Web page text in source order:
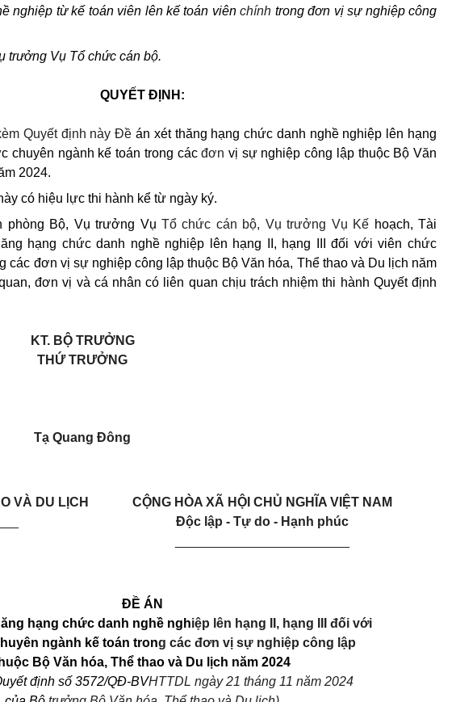
nghiệp từ kế toán viên lên kế toán viênchính trong đơn vị sự nghiệp công
trưởng Vụ Tổ chức cán bộ.
QUYẾT ĐỊNH:
Quyết định này Đề án xét thăng hạng chức danh nghề nghiệp lên hạng
chuyên ngành kế toán trong cácđơn vị sự nghiệp công lập thuộc Bộ Văn
2024.
có hiệu lực thi hành kể từ ngày ký.
phòng Bộ, Vụ trưởng Vụ Tổ chức cán bộ, Vụ trưởng Vụ Kế hoạch, Tài
hạng chức danh nghề nghiệp lên hạng II, hạng III đối với viên chức
các đơn vị sự nghiệp công lập thuộc Bộ Văn hóa, Thể thao và Du lịch năm
đơn vị và cá nhân có liên quan chịu trách nhiệm thi hành Quyết định
KT. BỘ TRƯỞNG
THỨ TRƯỞNG
Tạ Quang Đông
VÀ DU LỊCH
CỘNG HÒA XÃ HỘI CHỦ NGHĨA VIỆT NAM
Độc lập - Tự do - Hạnh phúc
ĐỀ ÁN
hạng chức danh nghề nghiệp lên hạng II, hạng
đối với
ngành kế toán trong các đơn vị sự nghiệp công lập
Bộ Văn hóa, Thể thao và Du lịch năm 2024
định số 3572/QĐ-BVHTTDL ngày 21 tháng 11 năm 2024